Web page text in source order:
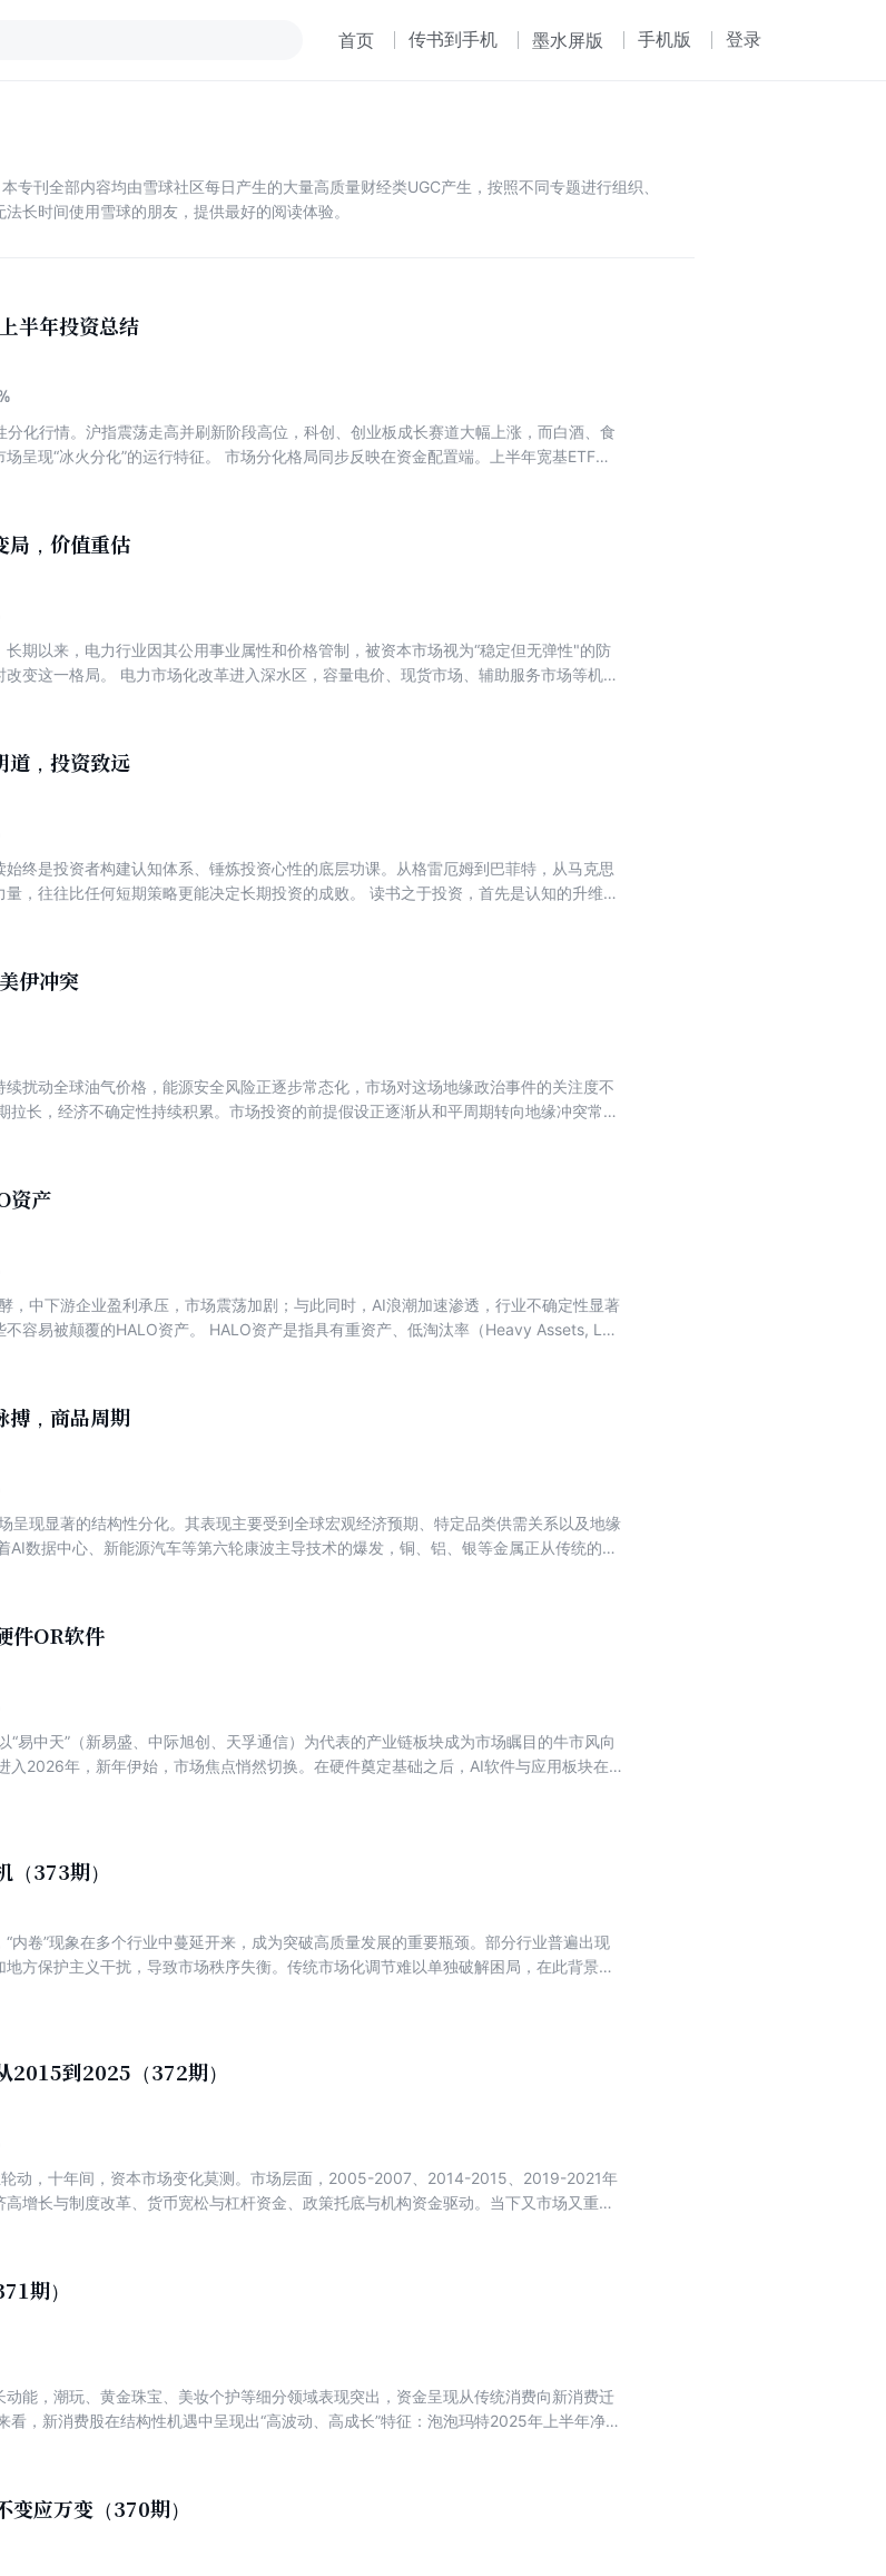
首页 传书到手机 墨水屏版 手机版 登录
专刊全部内容均由雪球社区每日产生的大量高质量财经类UGC产生，按照不同专题进行组织、
长时间使用雪球的朋友，提供最好的阅读体验。
半年投资总结
化行情。沪指震荡走高并刷新阶段高位，科创、创业板成长赛道大幅上涨，而白酒、食
呈现“冰火分化”的运行特征。 市场分化格局同步反映在资金配置端。上半年宽基ETF整
，价值重估
期以来，电力行业因其公用事业属性和价格管制，被资本市场视为“稳定但无弹性"的防
变这一格局。 电力市场化改革进入深水区，容量电价、现货市场、辅助服务市场等机制
，投资致远
终是投资者构建认知体系、锤炼投资心性的底层功课。从格雷厄姆到巴菲特，从马克思
，往往比任何短期策略更能决定长期投资的成败。 读书之于投资，首先是认知的升维。
分红资产升值的深层规律。而《估值的标尺》读后感更警示我们：任何估值方法都有边
合一才是价值投资的真正门槛。 读书的终极意义，不在于记住多少知识，而在于塑造穿
7篇文章，带您在书香中领悟投资智慧。
伊冲突
扰动全球油气价格，能源安全风险正逐步常态化，市场对这场地缘政治事件的关注度不
拉长，经济不确定性持续积累。市场投资的前提假设正逐渐从和平周期转向地缘冲突常态
资产
，中下游企业盈利承压，市场震荡加剧；与此同时，AI浪潮加速渗透，行业不确定性显著
容易被颠覆的HALO资产。 HALO资产是指具有重资产、低淘汰率（Heavy Assets, Low
，商品周期
呈现显著的结构性分化。其表现主要受到全球宏观经济预期、特定品类供需关系以及地缘
AI数据中心、新能源汽车等第六轮康波主导技术的爆发，铜、铝、银等金属正从传统的周
件OR软件
“易中天”（新易盛、中际旭创、天孚通信）为代表的产业链板块成为市场瞩目的牛市风向
入2026年，新年伊始，市场焦点悄然切换。在硬件奠定基础之后，AI软件与应用板块在
（373期）
内卷”现象在多个行业中蔓延开来，成为突破高质量发展的重要瓶颈。部分行业普遍出现
方保护主义干扰，导致市场秩序失衡。传统市场化调节难以单独破解困局，在此背景
复，助力新兴行业转向技术创新与合规化发展。 本期专刊精选8篇文章，带大家读懂反
2015到2025（372期）
动，十年间，资本市场变化莫测。市场层面，2005-2007、2014-2015、2019-2021年
增长与制度改革、货币宽松与杠杆资金、政策托底与机构资金驱动。当下又市场又重现
应对变化。市场的题材不断轮动，但价值投资锚定企业内在价值、坚守安全边际、长期
以这不变的底层方法论，从容应对行业变迁与市场波动的万变。 本刊聚焦2015-2025十
10篇涵盖投资认知、市场周期、行业变迁、策略实践与个人实战经验的深度内容，为你
期）
能，潮玩、黄金珠宝、美妆个护等细分领域表现突出，资金呈现从传统消费向新消费迁
看，新消费股在结构性机遇中呈现出“高波动、高成长”特征：泡泡玛特2025年上半年净利
技术革新的多重驱动下表现亮眼，正成为资本市场的核心赛道与拉动经济增长的重要引
怎样的结构性趋势？面对Z世代主导的悦己经济、智能化升级及国货出海三大主线，投
遇？ 本期专刊精选9篇深度解析，带你读懂新消费时代的投资密码。
变应万变（370期）